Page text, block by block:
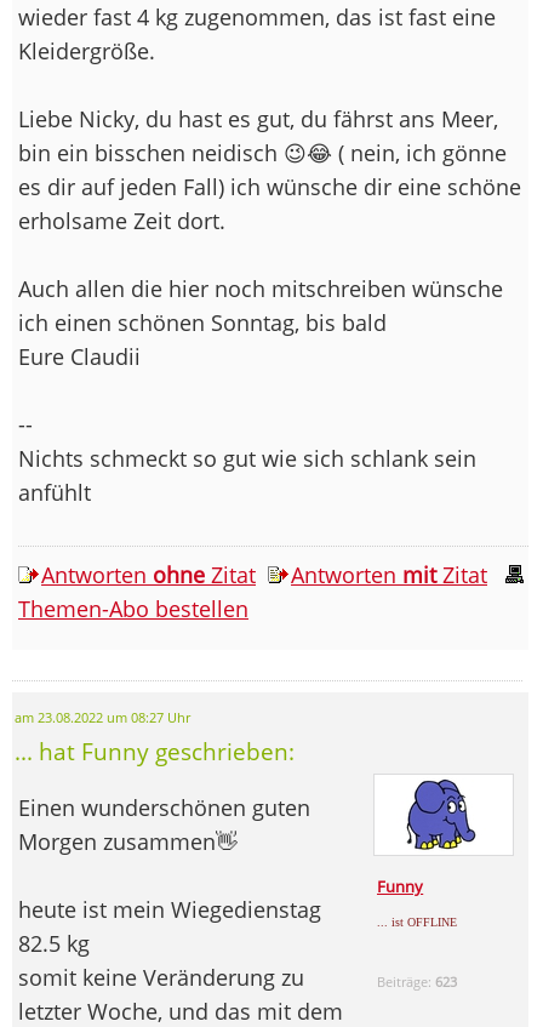
wieder fast 4 kg zugenommen, das ist fast eine
Kleidergröße.
Liebe Nicky, du hast es gut, du fährst ans Meer,
bin ein bisschen neidisch 😉😂 ( nein, ich gönne
es dir auf jeden Fall) ich wünsche dir eine schöne
erholsame Zeit dort.
Auch allen die hier noch mitschreiben wünsche
ich einen schönen Sonntag, bis bald
Eure Claudii
--
Nichts schmeckt so gut wie sich schlank sein
anfühlt
Antworten ohne Zitat Antworten mitZitat
Themen-Abo bestellen
am 23.08.2022 um 08:27 Uhr
... hat Funny geschrieben:
Funny
... ist OFFLINE
Beiträge: 623
Einen wunderschönen guten
Morgen zusammen👋
heute ist mein Wiegedienstag
82.5 kg
somit keine Veränderung zu
letzter Woche, und das mit dem